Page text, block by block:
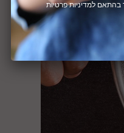
בהתאם למדיניות פרטיות